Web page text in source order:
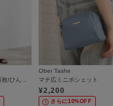
【シリーズ累計13万枚/ひんやり・UV】すっきり見えが叶うサマーハイパーストレッチ テーパードパンツ
Ober Tashe
マチ広ミニポシェット
¥2,200
さらに10%OFF